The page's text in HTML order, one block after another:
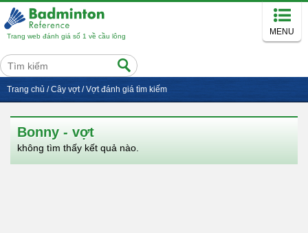
Trang web đánh giá số 1 về cầu lông MENU
Trang chủ /Cây vợt/Vợt đánh giá tìm kiếm
Bonny - vợt
không tìm thấy kết quả nào.